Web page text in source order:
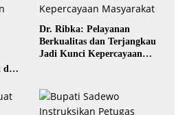
dan
Dr. Ribka: Pelayanan
Berkualitas dan Terjangkau
Jadi Kunci Kepercayaan